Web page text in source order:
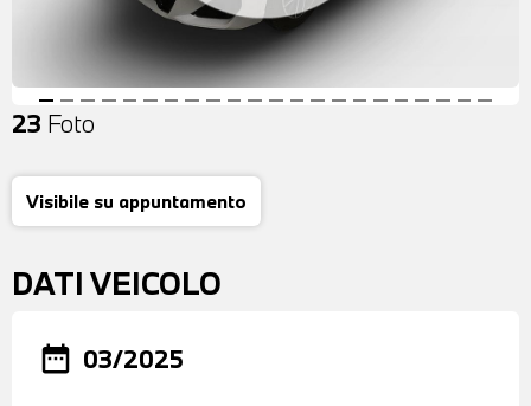
23 Foto
Visibile su appuntamento
DATI VEICOLO
date_range 03/2025